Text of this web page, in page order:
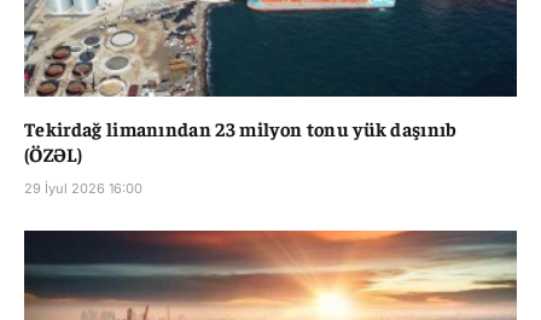
Tekirdağ limanından 23 milyon tonu yük daşınıb
(ÖZƏL)
29 İyul 2026 16:00